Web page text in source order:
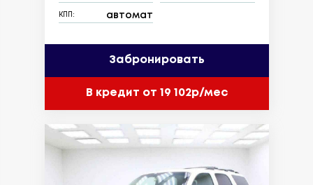
КПП: автомат
Забронировать
В кредит от 19 102р/мес